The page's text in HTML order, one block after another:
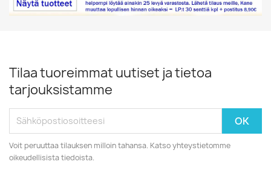
Tilaa tuoreimmat uutiset ja tietoa
tarjouksistamme
Voit peruuttaa tilauksen milloin tahansa. Katso yhteystietomme
oikeudellisista tiedoista.